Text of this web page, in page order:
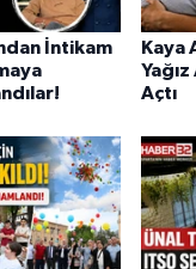
İntikam
Kaya
Açtı